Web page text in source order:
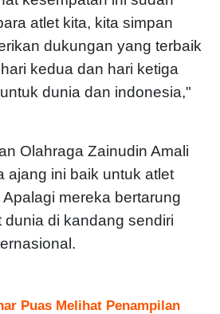
atlet kita, kita simpan
dukungan yang terbaik
kedua dan hari ketiga
dunia dan indonesia,"
Olahraga Zainudin Amali
ajang ini baik untuk atlet
mereka bertarung
dunia di kandang sendiri
Puas Melihat Penampilan